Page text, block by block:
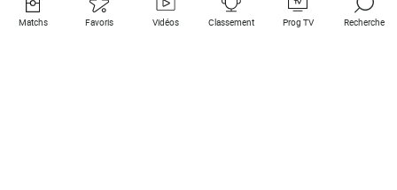
Matchs Favoris Vidéos Classement Prog TV Recherche